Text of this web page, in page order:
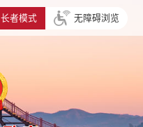
长者模式 无障碍浏览